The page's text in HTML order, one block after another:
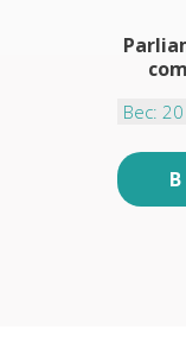
Вес: 20